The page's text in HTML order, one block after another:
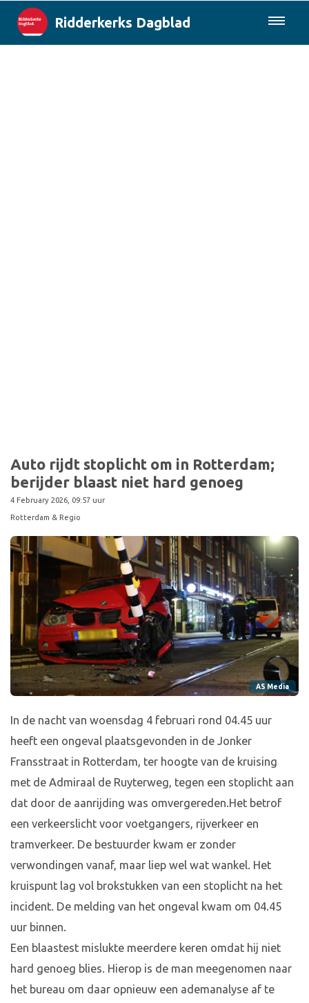
Ridderkerks Dagblad
Auto rijdt stoplicht om in Rotterdam;
berijder blaast niet hard genoeg
4 February 2026, 09:57 uur
Rotterdam & Regio
AS Media
In de nacht van woensdag 4 februari rond 04.45 uur
heeft een ongeval plaatsgevonden in de Jonker
Fransstraat in Rotterdam, ter hoogte van de kruising
met de Admiraal de Ruyterweg, tegen een stoplicht aan
dat door de aanrijding was omvergereden.Het betrof
een verkeerslicht voor voetgangers, rijverkeer en
tramverkeer. De bestuurder kwam er zonder
verwondingen vanaf, maar liep wel wat wankel. Het
kruispunt lag vol brokstukken van een stoplicht na het
incident. De melding van het ongeval kwam om 04.45
uur binnen.
Een blaastest mislukte meerdere keren omdat hij niet
hard genoeg blies. Hierop is de man meegenomen naar
het bureau om daar opnieuw een ademanalyse af te